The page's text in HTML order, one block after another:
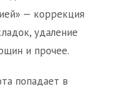
— коррекция
удаление
и прочее.
попадает в